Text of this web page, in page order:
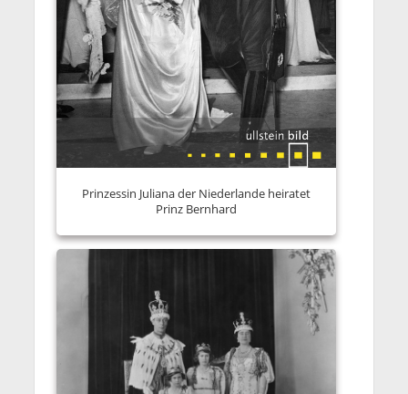
Prinzessin Juliana der Niederlande heiratet
Prinz Bernhard